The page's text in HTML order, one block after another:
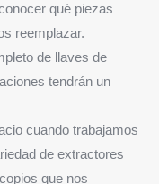
qué piezas
reemplazar.
de llaves de
tendrán un
cuando trabajamos
de extractores
que nos